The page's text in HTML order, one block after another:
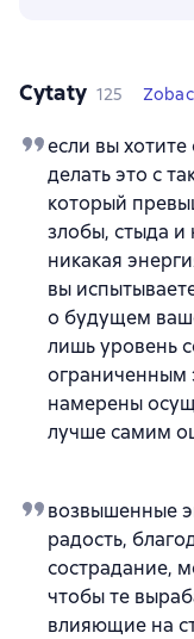
Cytaty 125
если вы
делать это с
который
злобы, стыда и
никакая
вы
о будущем
лишь уровень
ограниченным
намерены
лучше самим
возвышенные
радость,
сострадание,
чтобы те
влияющие на